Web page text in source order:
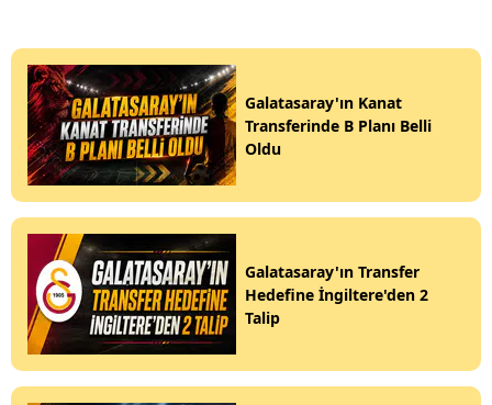
Galatasaray'ın Kanat
Transferinde B Planı Belli
Oldu
Galatasaray'ın Transfer
Hedefine İngiltere'den 2
Talip